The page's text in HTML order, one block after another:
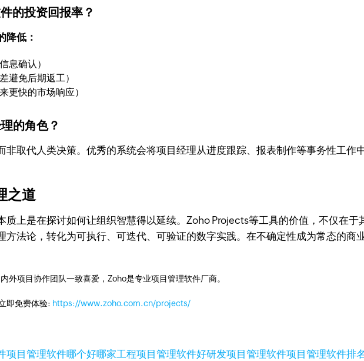
的投资回报率？
降低：
息确认）
避免后期返工）
更快的市场响应）
的角色？
非取代人类决策。优秀的系统会将项目经理从进度跟踪、报表制作等事务性工作
之道
质上是在探讨如何让组织智慧得以延续。Zoho Projects等工具的价值，不仅在于
方法论，转化为可执行、可迭代、可验证的数字实践。在不确定性成为常态的商
内外项目协作团队一致喜爱，Zoho是专业项目管理软件厂商。
即免费体验: https://www.zoho.com.cn/projects/
项目管理软件哪个好哪家工程项目管理软件好研发项目管理软件项目管理软件排